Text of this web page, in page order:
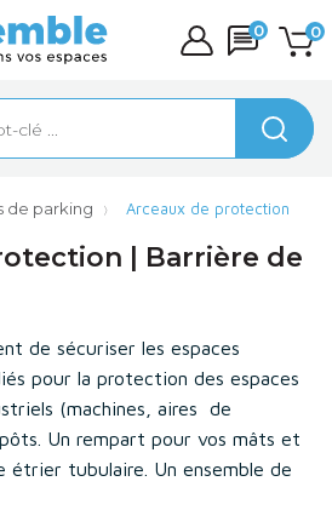
0
0
de parking Arceaux de protection
| Barrière de
de sécuriser les espaces
pour la protection des espaces
(machines, aires de
Un rempart pour vos mâts et
étrier tubulaire. Un ensemble de